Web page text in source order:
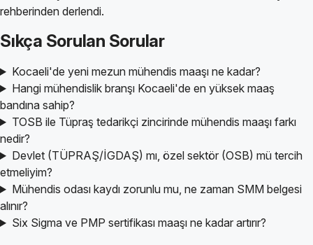
rehberinden derlendi.
Sıkça Sorulan Sorular
Kocaeli'de yeni mezun mühendis maaşı ne kadar?
Hangi mühendislik branşı Kocaeli'de en yüksek maaş
bandına sahip?
TOSB ile Tüpraş tedarikçi zincirinde mühendis maaşı farkı
nedir?
Devlet (TÜPRAŞ/İGDAŞ) mı, özel sektör (OSB) mü tercih
etmeliyim?
Mühendis odası kaydı zorunlu mu, ne zaman SMM belgesi
alınır?
Six Sigma ve PMP sertifikası maaşı ne kadar artırır?